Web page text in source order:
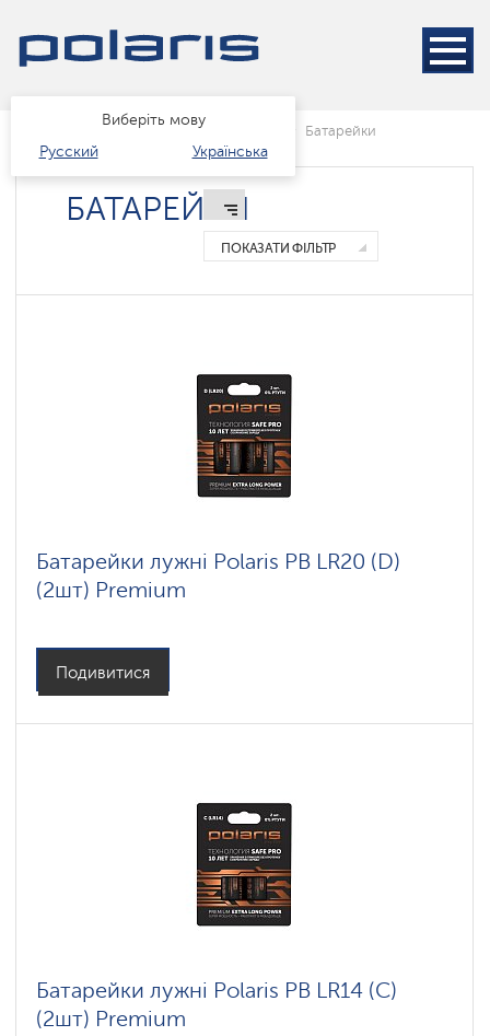
Виберіть мову
Русский
Українська
Каталог Техніка для дому Батарейки
БАТАРЕЙКИ
ПОКАЗАТИ ФІЛЬТР
Батарейки лужні Polaris PB LR20 (D)
(2шт) Premium
Подивитися
Батарейки лужні Polaris PB LR14 (С)
(2шт) Premium